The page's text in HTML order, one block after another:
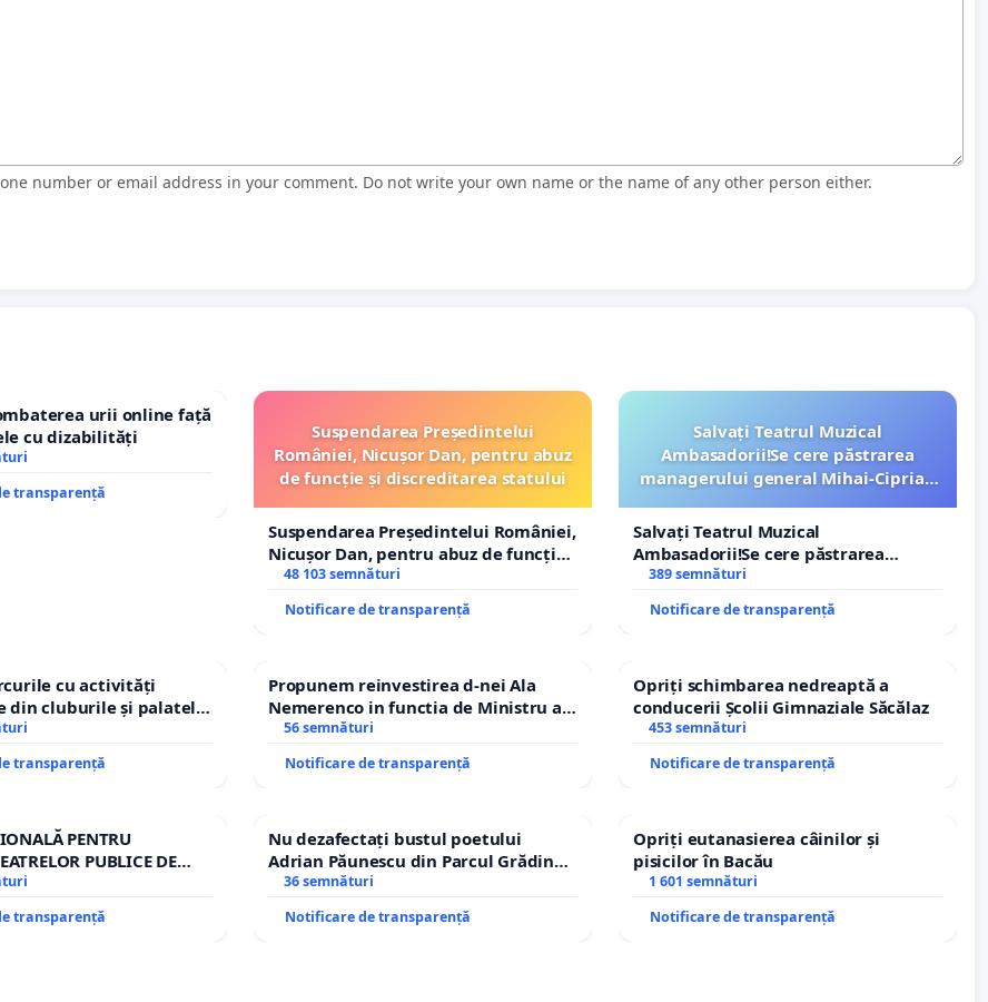
number or email address in your comment. Do not write your own name or the name of any other person either.
urii online față
cu dizabilități
transparență
Suspendarea Președintelui
României, Nicușor Dan, pentru abuz
de funcție și discreditarea statului
Suspendarea Președintelui României,
Nicușor Dan, pentru abuz de funcție
și discreditarea statului
48 103 semnături
Notificare de transparență
Salvați Teatrul Muzical
Ambasadorii!Se cere păstrarea
managerului general Mihai-Ciprian
Salvați Teatrul Muzical
Ambasadorii!Se cere păstrarea
managerului general Mihai-Ciprian
389 semnături
Notificare de transparență
cu activități
din cluburile și palatele
transparență
Propunem reinvestirea d-nei Ala
Nemerenco in functia de Ministru al
Sanatatii
56 semnături
Notificare de transparență
Opriți schimbarea nedreaptă a
conducerii Școlii Gimnaziale Săcălaz
453 semnături
Notificare de transparență
PENTRU
PUBLICE DE
DIN ROMÂNIA
transparență
Nu dezafectați bustul poetului
Adrian Păunescu din Parcul Grădina
Icoanei! Stop cenzurii culturale!
36 semnături
Notificare de transparență
Opriți eutanasierea câinilor și
pisicilor în Bacău
1 601 semnături
Notificare de transparență